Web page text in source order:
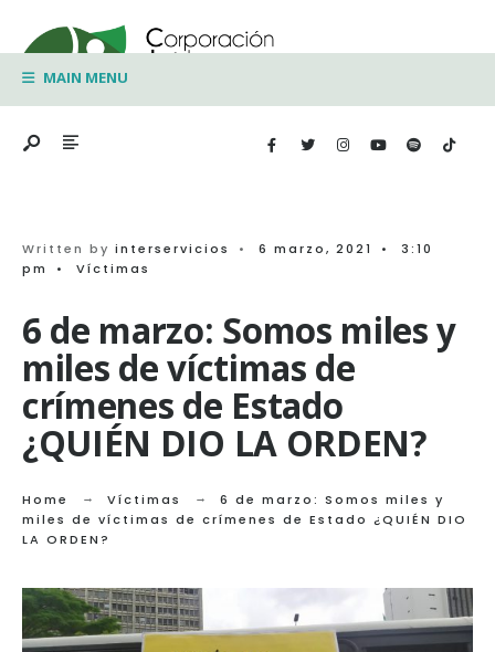
to
contentMAIN MENU
Written by interservicios • 6 marzo, 2021 •
3:10
pm
• Víctimas
6 de marzo: Somos miles y
miles de víctimas de
crímenes de Estado
¿QUIÉN DIO LA ORDEN?
Home Víctimas
6 de marzo: Somos miles y
miles de víctimas de crímenes de Estado ¿QUIÉN DIO
LA ORDEN?
for: